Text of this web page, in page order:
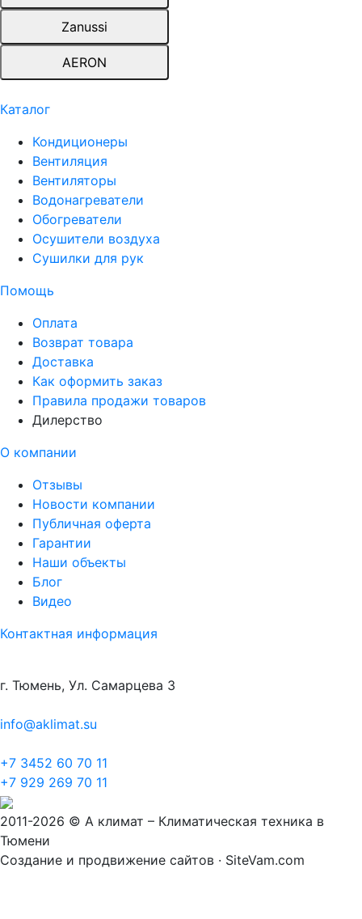
Zanussi
AERON
Каталог
Кондиционеры
Вентиляция
Вентиляторы
Водонагреватели
Обогреватели
Осушители воздуха
Сушилки для рук
Помощь
Оплата
Возврат товара
Доставка
Как оформить заказ
Правила продажи товаров
Дилерство
О компании
Отзывы
Новости компании
Публичная оферта
Гарантии
Наши объекты
Блог
Видео
Контактная информация
г. Тюмень, Ул. Самарцева 3
info@aklimat.su
+7 3452 60 70 11
+7 929 269 70 11
2011-2026 © А климат – Климатическая техника в
Тюмени
Создание и продвижение сайтов · SiteVam.com